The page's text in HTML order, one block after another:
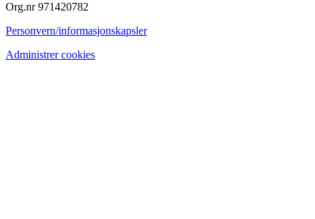
Org.nr 971420782
Personvern/informasjonskapsler
Administrer cookies